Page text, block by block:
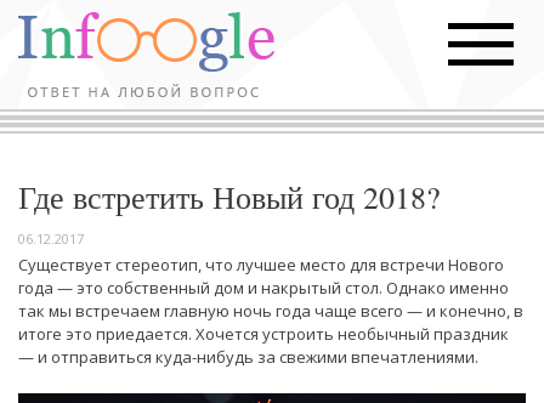
Где встретить Новый год 2018?
06.12.2017
Существует стереотип, что лучшее место для встречи Нового
года — это собственный дом и накрытый стол. Однако именно
так мы встречаем главную ночь года чаще всего — и конечно, в
итоге это приедается. Хочется устроить необычный праздник
— и отправиться куда-нибудь за свежими впечатлениями.